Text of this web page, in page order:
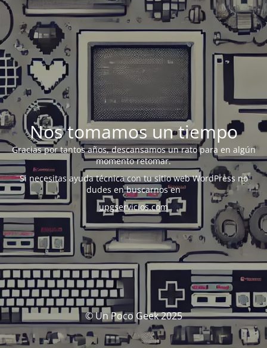
Nos tomamos un tiempo
Gracias por tantos años, descansamos un rato para en algún
momento retomar.
Si necesitas ayuda técnica con tu sitio web WordPress no
dudes en buscarnos en
upgservicios.com
© Un Poco Geek 2025